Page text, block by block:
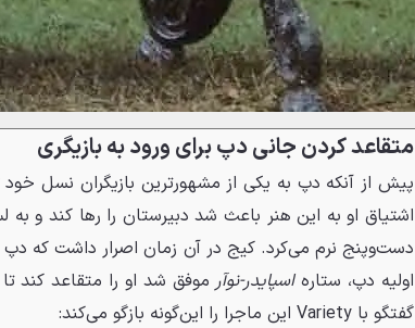
متقاعد کردن جانی دپ برای ورود به بازیگری
پیش از آنکه دپ به یکی از مشهورترین بازیگران نسل
اشتیاق او به این هنر باعث شد دبیرستان را رها کند و
دست‌وپنج نرم می‌کرد. کیج در آن زمان اصرار داشت که دپ
اولیه دپ، ستارهاسپایدر-نوآرموفق شد او را متقاعد کند
گفتگو با Variety این ماجرا را این‌گونه بازگو می‌کند: